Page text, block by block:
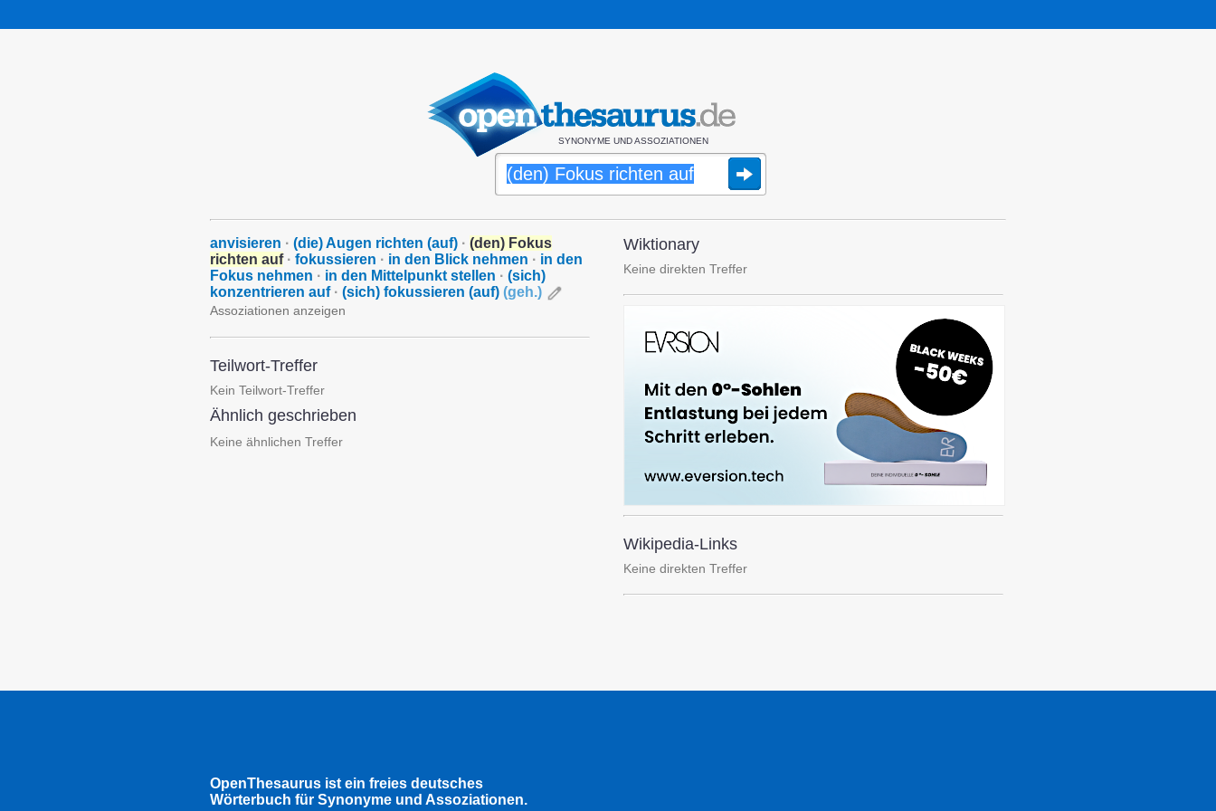
SYNONYME UND ASSOZIATIONEN
anvisieren · (die) Augen richten (auf) · (den) Fokus
richten auf · fokussieren · in den Blick nehmen · in den
Fokus nehmen · in den Mittelpunkt stellen · (sich)
konzentrieren auf · (sich) fokussieren (auf) (geh.)
Assoziationen anzeigen
Teilwort-Treffer
Kein Teilwort-Treffer
Ähnlich geschrieben
Keine ähnlichen Treffer
Wiktionary
Keine direkten Treffer
Wikipedia-Links
Keine direkten Treffer
OpenThesaurus ist ein freies deutsches
Wörterbuch für Synonyme und Assoziationen.